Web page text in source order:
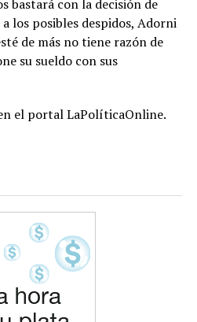
bastará con la decisión de
los posibles despidos, Adorni
de más no tiene razón de
su sueldo con sus
el portal LaPolíticaOnline.